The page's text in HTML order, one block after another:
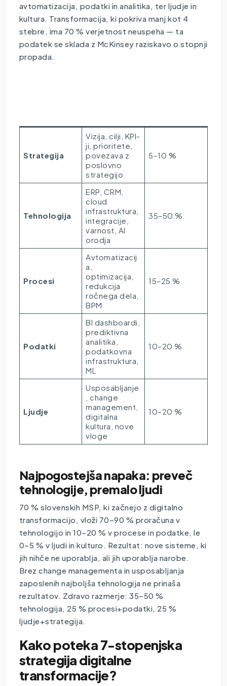
avtomatizacija, podatki in analitika, ter ljudje in
kultura. Transformacija, ki pokriva manj kot 4
stebre, ima 70 % verjetnost neuspeha — ta
podatek se sklada z McKinsey raziskavo o stopnji
propada.
Strategija
Vizija, cilji, KPI-
ji, prioritete,
povezava z
poslovno
strategijo
5–10 %
Tehnologija
ERP, CRM,
cloud
infrastruktura,
integracije,
varnost, AI
orodja
35–50 %
Procesi
Avtomatizacij
a,
optimizacija,
redukcija
ročnega dela,
BPM
15–25 %
Podatki
BI dashboardi,
prediktivna
analitika,
podatkovna
infrastruktura,
ML
10–20 %
Ljudje
Usposabljanje
, change
management,
digitalna
kultura, nove
vloge
10–20 %
Najpogostejša napaka: preveč
tehnologije, premalo ljudi
70 % slovenskih MSP, ki začnejo z digitalno
transformacijo, vloži 70–90 % proračuna v
tehnologijo in 10–20 % v procese in podatke, le
0–5 % v ljudi in kulturo. Rezultat: nove sisteme, ki
jih nihče ne uporablja, ali jih uporablja narobe.
Brez change managementa in usposabljanja
zaposlenih najboljša tehnologija ne prinaša
rezultatov. Zdravo razmerje: 35–50 %
tehnologija, 25 % procesi+podatki, 25 %
ljudje+strategija.
Kako poteka 7-stopenjska
strategija digitalne
transformacije?